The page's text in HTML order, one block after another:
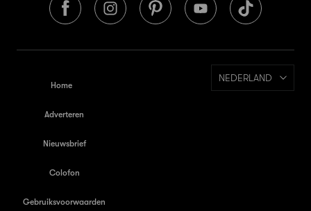
Home
Adverteren
Nieuwsbrief
Colofon
Gebruiksvoorwaarden
NEDERLAND